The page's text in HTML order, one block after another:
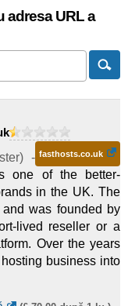
adresa URL a
fasthosts.co.uk
) -
one of the better-
in the UK. The
was founded by
lived reseller or a
Over the years
business into